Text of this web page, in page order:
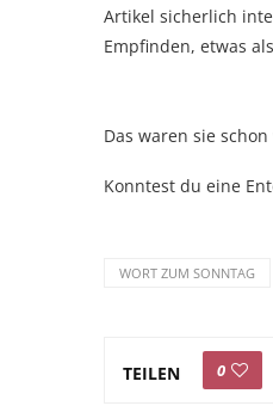
Artikel sicherlich
Empfinden, etwas
Das waren sie
Konntest du eine
WORT ZUM SONNTAG
TEILEN 0